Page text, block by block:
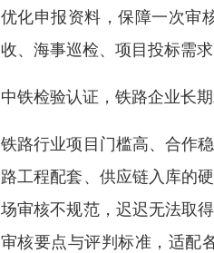
优化申报资料，保障一次审
收、海事巡检、项目投标需
中铁检验认证，铁路企业长
铁路行业项目门槛高、合作
路工程配套、供应链入库的
场审核不规范，迟迟无法取
审核要点与评判标准，适配